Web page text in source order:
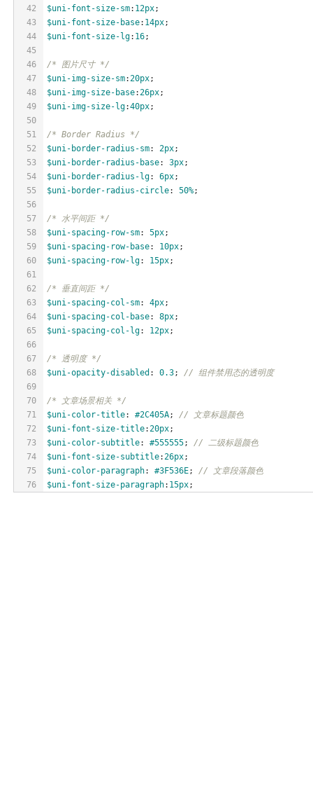
42
43
44
45
46
47
48
49
50
51
52
53
54
55
56
57
58
59
60
61
62
63
64
65
66
67
68
69
70
71
72
73
74
75
76
$uni-font-size-sm: 12px;
$uni-font-size-base: 14px;
$uni-font-size-lg: 16;
/* 图片尺寸 */
$uni-img-size-sm:20px;
$uni-img-size-base:26px;
$uni-img-size-lg:40px;
/* Border Radius */
$uni-border-radius-sm: 2px;
$uni-border-radius-base: 3px;
$uni-border-radius-lg: 6px;
$uni-border-radius-circle: 50%;
/* 水平间距 */
$uni-spacing-row-sm: 5px;
$uni-spacing-row-base: 10px;
$uni-spacing-row-lg: 15px;
/* 垂直间距 */
$uni-spacing-col-sm: 4px;
$uni-spacing-col-base: 8px;
$uni-spacing-col-lg: 12px;
/* 透明度 */
$uni-opacity-disabled : 0.3; // 组件禁用态的透明度
/* 文章场景相关 */
$uni-color-title: #2C405A; // 文章标题颜色
$uni-font-size-title:20px;
$uni-color-subtitle: #555555; // 二级标题颜色
$uni-font-size-subtitle:26px;
$uni-color-paragraph: #3F536E; // 文章段落颜色
$uni-font-size-paragraph: 15px;